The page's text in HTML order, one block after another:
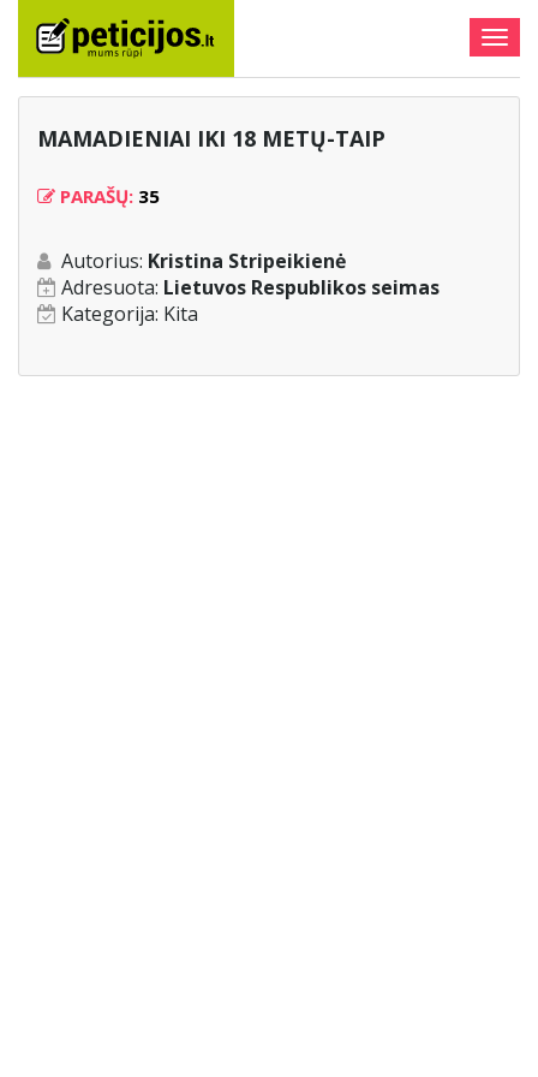
MAMADIENIAI IKI 18 METŲ-TAIP
PARAŠŲ: 35
Autorius: Kristina Stripeikienė
Adresuota: Lietuvos Respublikos seimas
Kategorija: Kita